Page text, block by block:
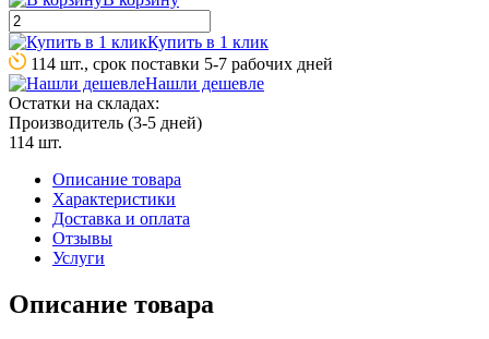
Купить в 1 клик
114 шт., срок поставки 5-7 рабочих дней
Нашли дешевле
Остатки на складах:
Производитель (3-5 дней)
114 шт.
Описание товара
Характеристики
Доставка и оплата
Отзывы
Услуги
Описание товара